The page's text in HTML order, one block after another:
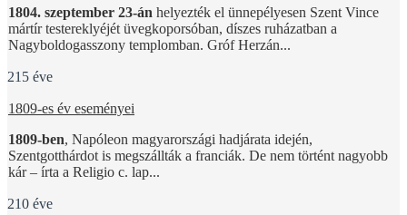
1804. szeptember 23-án helyezték el ünnepélyesen Szent Vince
mártír testereklyéjét üvegkoporsóban, díszes ruházatban a
Nagyboldogasszony templomban. Gróf Herzán...
215 éve
1809-es év eseményei
1809-ben, Napóleon magyarországi hadjárata idején,
Szentgotthárdot is megszállták a franciák. De nem történt nagyobb
kár – írta a Religio c. lap...
210 éve